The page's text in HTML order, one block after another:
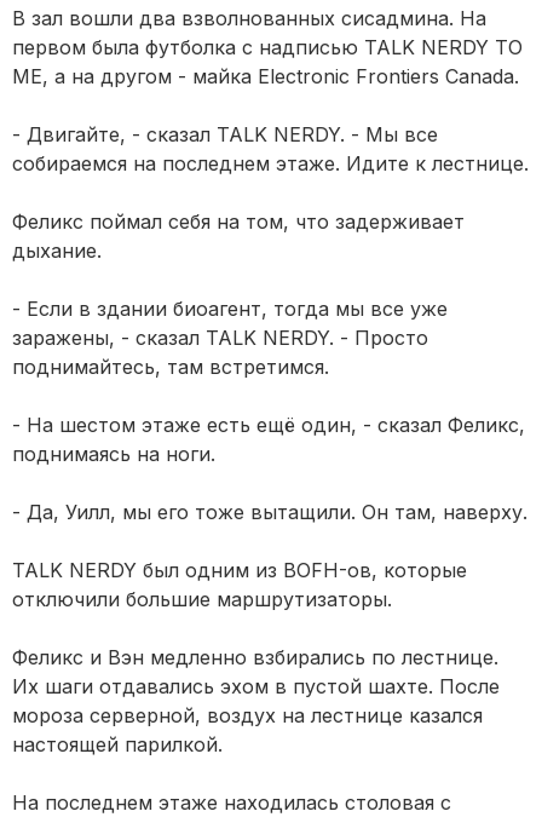
В зал вошли два взволнованных сисадмина. На
первом была футболка c надписью TALK NERDY TO
ME, а на другом - майка Electronic Frontiers Canada.
- Двигайте, - сказал TALK NERDY. - Мы все
собираемся на последнем этаже. Идите к лестнице.
Феликс поймал себя на том, что задерживает
дыхание.
- Если в здании биоагент, тогда мы все уже
заражены, - сказал TALK NERDY. - Просто
поднимайтесь, там встретимся.
- На шестом этаже есть ещё один, - сказал Феликс,
поднимаясь на ноги.
- Да, Уилл, мы его тоже вытащили. Он там, наверху.
TALK NERDY был одним из BOFH-ов, которые
отключили большие маршрутизаторы.
Феликс и Вэн медленно взбирались по лестнице.
Их шаги отдавались эхом в пустой шахте. После
мороза серверной, воздух на лестнице казался
настоящей парилкой.
На последнем этаже находилась столовая с